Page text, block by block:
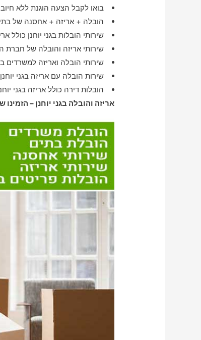
בואו לקבל הצעה הוגנת ללא חיוב
הובלה + אריזה + אחסנה של
שירותי הובלות בגני יוחנן כולל
שירותי אריזה והובלה של חברת
שירותי הובלה ואריזה למשרדים
שירות הובלה עם אריזה בגני
הובלות דירה כולל אריזה בגני
אריזה והובלה בגני יוחנן – הזמינו